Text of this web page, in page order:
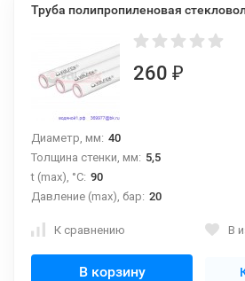
Труба полипропиленовая
260 ₽
Диаметр, мм: 40
Толщина стенки, мм: 5,5
t (max), °С: 90
Давление (max), бар: 20
К сравнению В
В корзину